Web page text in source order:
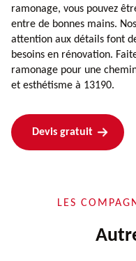
ramonage, vous pouvez
entre de bonnes mains.
attention aux détails font
besoins en rénovation.
ramonage pour une
et esthétisme à 13190.
Devis gratuit
LES